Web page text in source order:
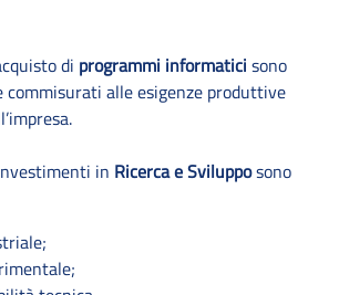
di programmi informatici sono
commisurati alle esigenze produttive
in Ricerca e Svilupposono